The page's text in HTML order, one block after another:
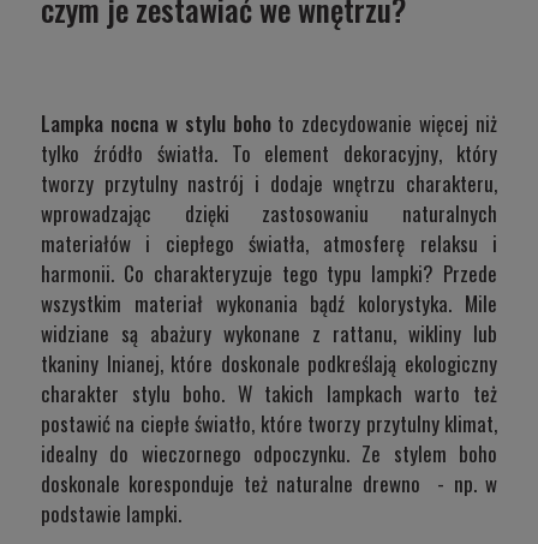
czym je zestawiać we wnętrzu?
Lampka nocna w stylu bohoto zdecydowanie więcej niż
tylko źródło światła. To element dekoracyjny, który
tworzy przytulny nastrój i dodaje wnętrzu charakteru,
wprowadzając dzięki zastosowaniu naturalnych
materiałów i ciepłego światła, atmosferę relaksu i
harmonii. Co charakteryzuje tego typu lampki? Przede
wszystkim materiał wykonania bądź kolorystyka. Mile
widziane są abażury wykonane z rattanu, wikliny lub
tkaniny lnianej, które doskonale podkreślają ekologiczny
charakter stylu boho. W takich lampkach warto też
postawić na ciepłe światło, które tworzy przytulny klimat,
idealny do wieczornego odpoczynku. Ze stylem boho
doskonale koresponduje też naturalne drewno - np. w
podstawie lampki.